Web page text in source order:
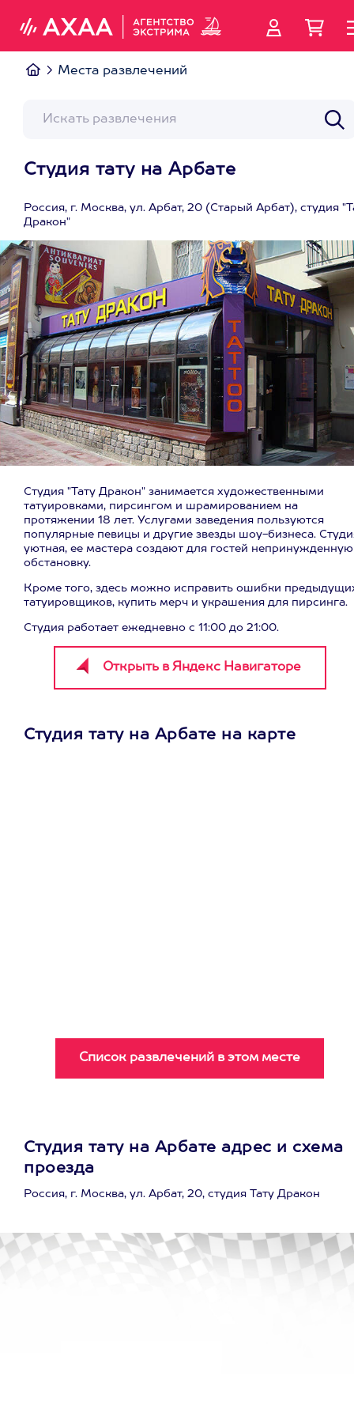
Места развлечений
Студия тату на Арбате
Россия, г. Москва, ул. Арбат, 20 (Старый Арбат), студия
Дракон"
Студия "Тату Дракон" занимается художественными
татуировками, пирсингом и шрамированием на
протяжении 18 лет. Услугами заведения пользуются
популярные певицы и другие звезды шоу-бизнеса.
уютная, ее мастера создают для гостей непринужденную
обстановку.
Кроме того, здесь можно исправить ошибки
татуировщиков, купить мерч и украшения для пирсинга.
Студия работает ежедневно с 11:00 до 21:00.
Студия тату на Арбате на карте
Студия тату на Арбате адрес и схема
проезда
Россия, г. Москва, ул. Арбат, 20, студия Тату Дракон